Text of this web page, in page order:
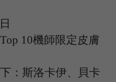
日
Top 10機師限定皮膚
：斯洛卡伊、貝卡